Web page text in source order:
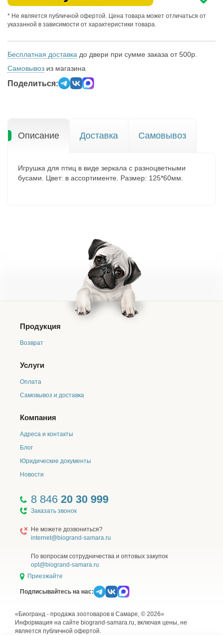
* Не является публичной офертой. Цена товара может отличаться от
указанной в зависимости от характеристики товара.
Бесплатная доставка до двери при сумме заказа от 500р.
Самовывоз из магазина
Поделиться:
Описание Доставка Самовывоз
Игрушка для птиц в виде зеркала с разноцветными
бусами. Цвет: в ассортименте. Размер: 125*60мм.
Продукция
Возврат
Услуги
Оплата
Самовывоз и доставка
Компания
Адреса и контакты
Блог
Юридические документы
Новости
8 846 20 30 999
Заказать звонок
Не можете дозвониться?
internet@biogrand-samara.ru
По вопросам сотрудничества и оптовых закупок
opt@biogrand-samara.ru
Приезжайте
Подписывайтесь на нас:
«Биогранд - продажа зоотоваров в Самаре, © 2026»
Информация на сайте biogrand-samara.ru, включая цены, не
является публичной офертой.